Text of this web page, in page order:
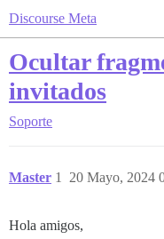
Discourse Meta
Ocultar
invitados
Soporte
Master 20 Mayo, 2024
1
Hola amigos,